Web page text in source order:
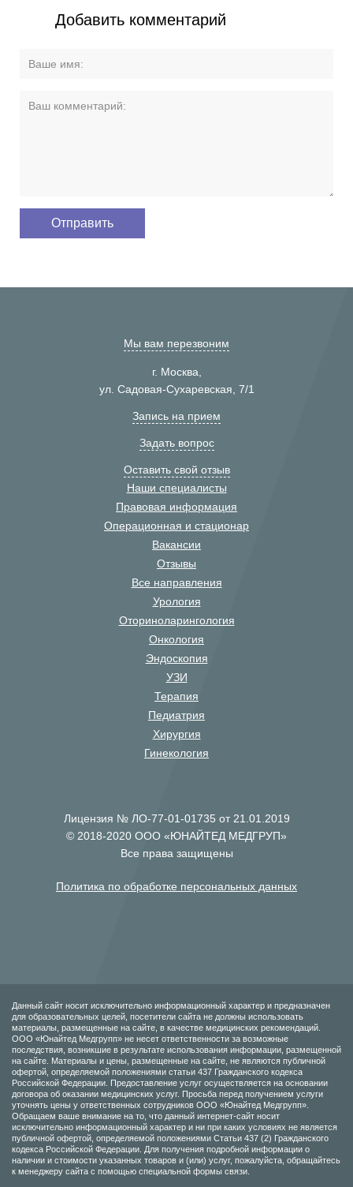
Добавить комментарий
Мы вам перезвоним
г. Москва,
ул. Садовая-Сухаревская, 7/1
Запись на прием
Задать вопрос
Оставить свой отзыв
Наши специалисты
Правовая информация
Операционная и стационар
Вакансии
Отзывы
Все направления
Урология
Оториноларингология
Онкология
Эндоскопия
УЗИ
Терапия
Педиатрия
Хирургия
Гинекология
Лицензия № ЛО-77-01-01735 от 21.01.2019
© 2018-2020 ООО «ЮНАЙТЕД МЕДГРУП»
Все права защищены
Политика по обработке персональных данных
Данный сайт носит исключительно информационный характер и предназначен
для образовательных целей, посетители сайта не должны использовать
материалы, размещенные на сайте, в качестве медицинских рекомендаций.
ООО «Юнайтед Медгрупп» не несет ответственности за возможные
последствия, возникшие в результате использования информации, размещенной
на сайте. Материалы и цены, размещенные на сайте, не являются публичной
офертой, определяемой положениями статьи 437 Гражданского кодекса
Российской Федерации. Предоставление услуг осуществляется на основании
договора об оказании медицинских услуг. Просьба перед получением услуги
уточнять цены у ответственных сотрудников ООО «Юнайтед Медгрупп».
Обращаем ваше внимание на то, что данный интернет-сайт носит
исключительно информационный характер и ни при каких условиях не является
публичной офертой, определяемой положениями Статьи 437 (2) Гражданского
кодекса Российской Федерации. Для получения подробной информации о
наличии и стоимости указанных товаров и (или) услуг, пожалуйста, обращайтесь
к менеджеру сайта с помощью специальной формы связи.